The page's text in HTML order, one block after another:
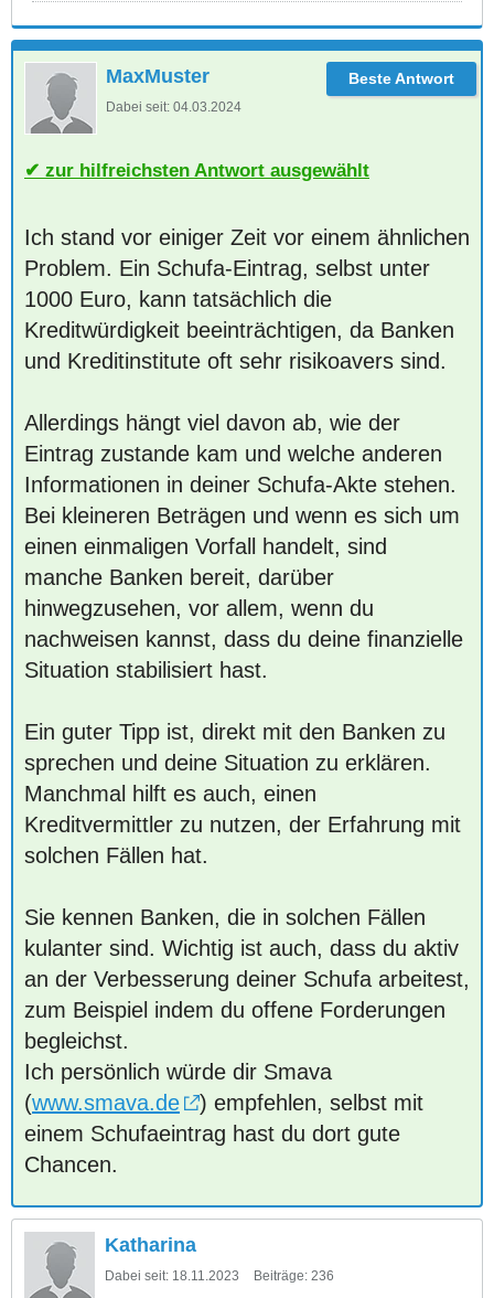
MaxMuster
Dabei seit: 04.03.2024
zur hilfreichsten Antwort ausgewählt
Ich stand vor einiger Zeit vor einem ähnlichen
Problem. Ein Schufa-Eintrag, selbst unter
1000 Euro, kann tatsächlich die
Kreditwürdigkeit beeinträchtigen, da Banken
und Kreditinstitute oft sehr risikoavers sind.
Allerdings hängt viel davon ab, wie der
Eintrag zustande kam und welche anderen
Informationen in deiner Schufa-Akte stehen.
Bei kleineren Beträgen und wenn es sich um
einen einmaligen Vorfall handelt, sind
manche Banken bereit, darüber
hinwegzusehen, vor allem, wenn du
nachweisen kannst, dass du deine finanzielle
Situation stabilisiert hast.
Ein guter Tipp ist, direkt mit den Banken zu
sprechen und deine Situation zu erklären.
Manchmal hilft es auch, einen
Kreditvermittler zu nutzen, der Erfahrung mit
solchen Fällen hat.
Sie kennen Banken, die in solchen Fällen
kulanter sind. Wichtig ist auch, dass du aktiv
an der Verbesserung deiner Schufa arbeitest,
zum Beispiel indem du offene Forderungen
begleichst.
Ich persönlich würde dir Smava
(www.smava.de
) empfehlen, selbst mit
einem Schufaeintrag hast du dort gute
Chancen.
Katharina
Dabei seit: 18.11.2023 Beiträge: 236